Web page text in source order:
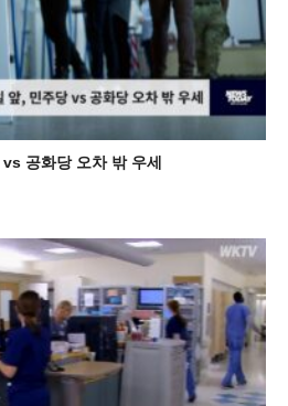
공화당 오차 밖 우세